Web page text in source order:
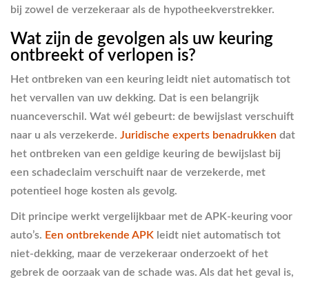
bij zowel de verzekeraar als de hypotheekverstrekker.
Wat zijn de gevolgen als uw keuring
ontbreekt of verlopen is?
Het ontbreken van een keuring leidt niet automatisch tot
het vervallen van uw dekking. Dat is een belangrijk
nuanceverschil. Wat wél gebeurt: de bewijslast verschuift
naar u als verzekerde. Juridische experts benadrukken dat
het ontbreken van een geldige keuring de bewijslast bij
een schadeclaim verschuift naar de verzekerde, met
potentieel hoge kosten als gevolg.
Dit principe werkt vergelijkbaar met de APK-keuring voor
auto’s. Een ontbrekende APK leidt niet automatisch tot
niet-dekking, maar de verzekeraar onderzoekt of het
gebrek de oorzaak van de schade was. Als dat het geval is,